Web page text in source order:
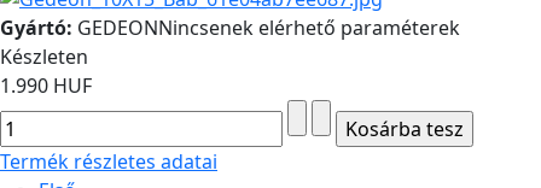
Gyártó: GEDEONNincsenek elérhető paraméterek
Készleten
1.990 HUF
Termék részletes adatai